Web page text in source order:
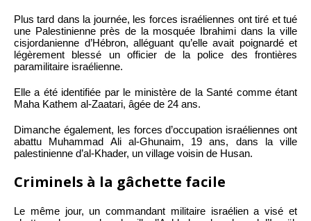
Plus tard dans la journée, les forces israéliennes ont tiré et tué
une Palestinienne près de la mosquée Ibrahimi dans la ville
cisjordanienne d’Hébron, alléguant qu’elle avait poignardé et
légèrement blessé un officier de la police des frontières
paramilitaire israélienne.
Elle a été identifiée par le ministère de la Santé comme étant
Maha Kathem al-Zaatari, âgée de 24 ans.
Dimanche également, les forces d’occupation israéliennes ont
abattu Muhammad Ali al-Ghunaim, 19 ans, dans la ville
palestinienne d’al-Khader, un village voisin de Husan.
Criminels à la gâchette facile
Le même jour, un commandant militaire israélien a visé et